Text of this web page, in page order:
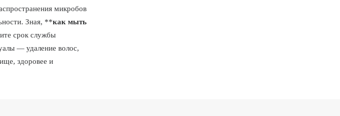
микробов
Зная, **как мыть
срок службы
— удаление волос,
здоровее и